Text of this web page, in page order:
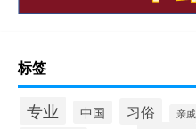
标签
专业 中国 习俗 亲戚